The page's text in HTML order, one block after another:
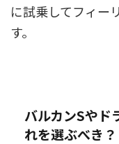
に試乗してフィー
す。
バルカンSやド
れを選ぶべき？